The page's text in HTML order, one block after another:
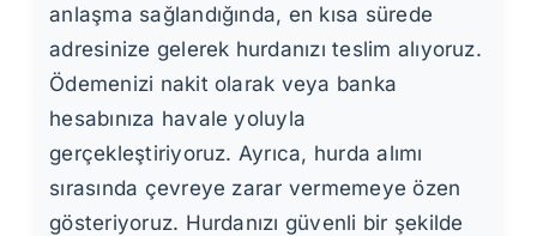
anlaşma sağlandığında, en kısa sürede
adresinize gelerek hurdanızı teslim alıyoruz.
Ödemenizi nakit olarak veya banka
hesabınıza havale yoluyla
gerçekleştiriyoruz. Ayrıca, hurda alımı
sırasında çevreye zarar vermemeye özen
gösteriyoruz. Hurdanızı güvenli bir şekilde